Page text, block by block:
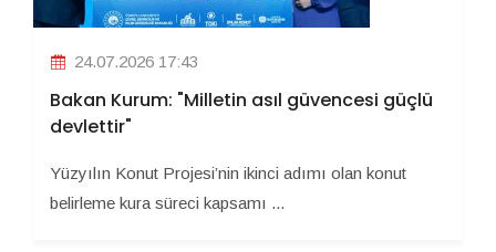
24.07.2026 17:43
Bakan Kurum: "Milletin asıl güvencesi güçlü
devlettir"
Yüzyılın Konut Projesi’nin ikinci adımı olan konut
belirleme kura süreci kapsamı ...